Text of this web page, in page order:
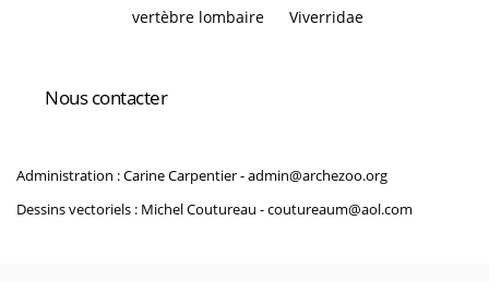
vertèbre lombaire
Viverridae
Nous contacter
Administration : Carine Carpentier -admin@archezoo.org
Dessins vectoriels : Michel Coutureau -coutureaum@aol.com